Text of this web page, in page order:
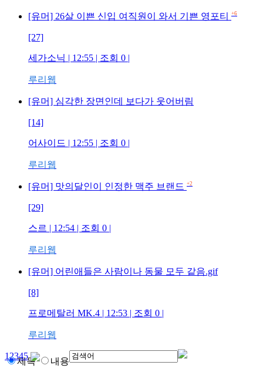
[유머] 26살 이쁜 신입 여직원이 와서 기쁜 영포티 +6
[27]
세가소닉 | 12:55 | 조회 0 |
루리웹
[유머] 심각한 장면인데 보다가 웃어버림
[14]
어사이드 | 12:55 | 조회 0 |
루리웹
[유머] 맛의달인이 인정한 맥주 브랜드 +2
[29]
스르 | 12:54 | 조회 0 |
루리웹
[유머] 어린애들은 사람이나 동물 모두 같음.gif
[8]
프로메탈러 MK.4 | 12:53 | 조회 0 |
루리웹
12345
제목 내용